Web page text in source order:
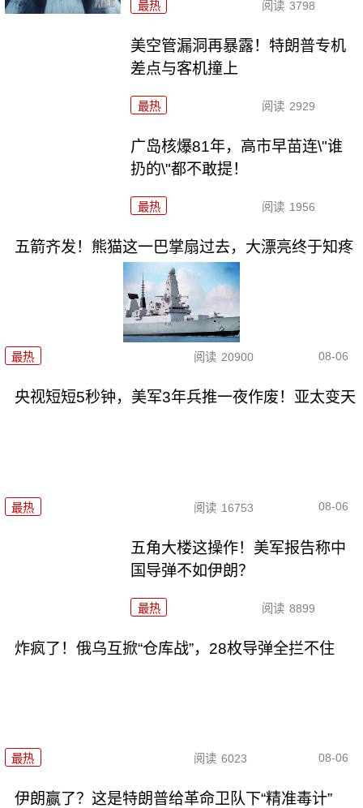
最热 阅读 3798
美空管漏洞再暴露！特朗普专机
差点与客机撞上
最热 阅读 2929
广岛核爆81年，高市早苗连\"谁
扔的\"都不敢提！
最热 阅读 1956
五箭齐发！熊猫这一巴掌扇过去，大漂亮终于知疼
最热 阅读 20900 08-06
央视短短5秒钟，美军3年兵推一夜作废！亚太变天
最热 阅读 16753 08-06
五角大楼这操作！美军报告称中
国导弹不如伊朗？
最热 阅读 8899
炸疯了！俄乌互掀“仓库战”，28枚导弹全拦不住
最热 阅读 6023 08-06
伊朗赢了？这是特朗普给革命卫队下“精准毒计”